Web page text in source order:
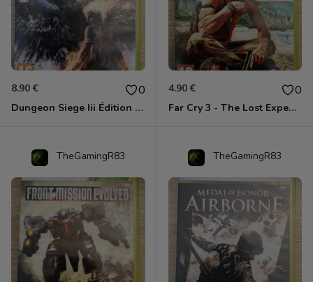
8.90 € 0
Dungeon Siege Iii Édition Limitée - Vf Intégrale Xbox 360
4.90 € 0
Far Cry 3 - The Lost Expeditions - Edition Spéciale Xbox 360
TheGamingR83 TheGamingR83